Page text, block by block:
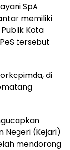
SpA
memiliki
Kota
tersebut
di
Negeri (Kejari)
mendorong